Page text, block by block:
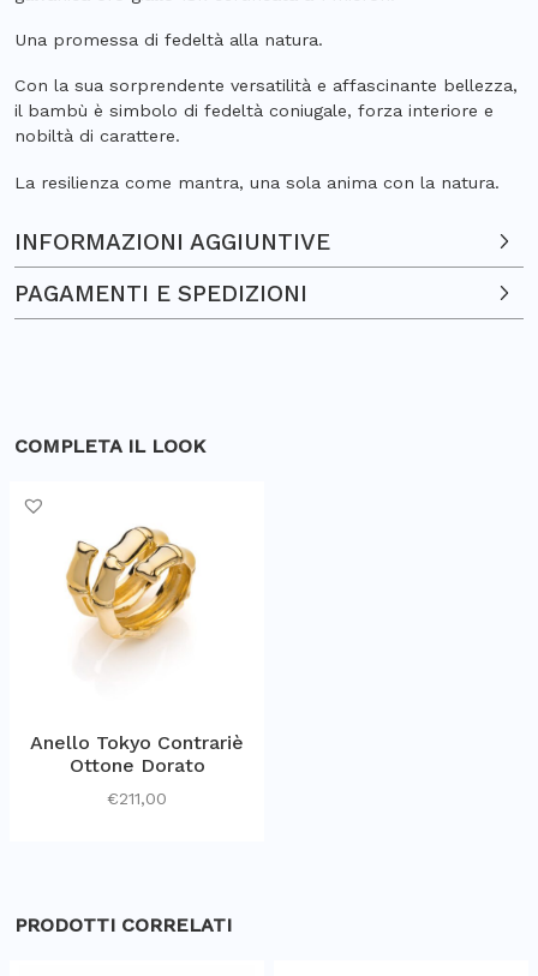
Una promessa di fedeltà alla natura.
Con la sua sorprendente versatilità e affascinante bellezza,
il bambù è simbolo di fedeltà coniugale, forza interiore e
nobiltà di carattere.
La resilienza come mantra, una sola anima con la natura.
INFORMAZIONI AGGIUNTIVE
PAGAMENTI E SPEDIZIONI
COMPLETA IL LOOK
Anello Tokyo Contrariè
Ottone Dorato
€211,00
PRODOTTI CORRELATI